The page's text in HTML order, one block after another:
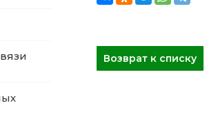
Возврат к списку